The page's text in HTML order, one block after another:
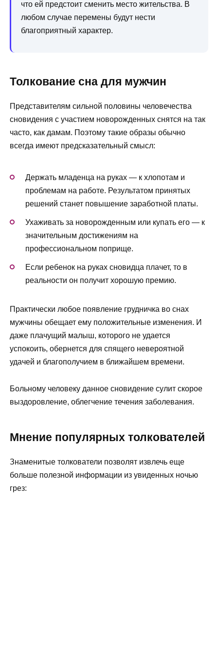
что ей предстоит сменить место жительства. В
любом случае перемены будут нести
благоприятный характер.
Толкование сна для мужчин
Представителям сильной половины человечества
сновидения с участием новорожденных снятся на так
часто, как дамам. Поэтому такие образы обычно
всегда имеют предсказательный смысл:
Держать младенца на руках — к хлопотам и
проблемам на работе. Результатом принятых
решений станет повышение заработной платы.
Ухаживать за новорожденным или купать его — к
значительным достижениям на
профессиональном поприще.
Если ребенок на руках сновидца плачет, то в
реальности он получит хорошую премию.
Практически любое появление грудничка во снах
мужчины обещает ему положительные изменения. И
даже плачущий малыш, которого не удается
успокоить, обернется для спящего невероятной
удачей и благополучием в ближайшем времени.
Больному человеку данное сновидение сулит скорое
выздоровление, облегчение течения заболевания.
Мнение популярных толкователей
Знаменитые толкователи позволят извлечь еще
больше полезной информации из увиденных ночью
грез: